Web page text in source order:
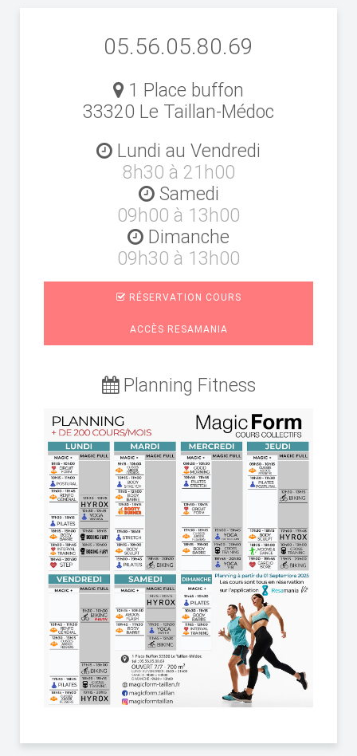
05.56.05.80.69
1 Place buffon
33320 Le Taillan-Médoc
Lundi au Vendredi
8h30 à 21h00
Samedi
09h00 à 13h00
Dimanche
09h30 à 13h00
RÉSERVATION COURS
ACCÈS RESAMANIA
Planning Fitness